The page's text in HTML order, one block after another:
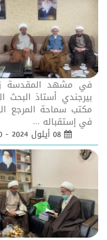
في مشهد المقدسة
بيرجندي أستاذ
مكتب سماحة المرجع
في إستقباله ...